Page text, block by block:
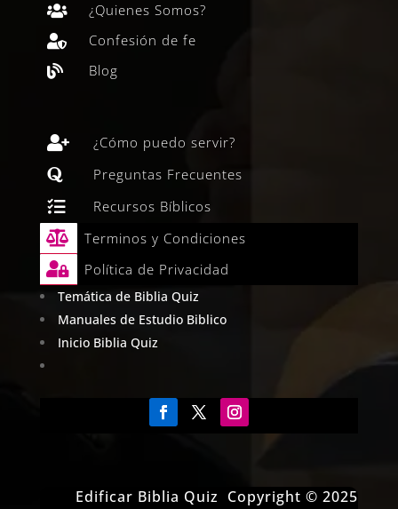
 ¿Quienes Somos?
 Confesión de fe
 Blog
 ¿Cómo puedo servir?
 Preguntas Frecuentes
 Recursos Bíblicos
 Terminos y Condiciones
 Política de Privacidad
Temática de Biblia Quiz
Manuales de Estudio Biblico
Inicio Biblia Quiz
Edificar Biblia Quiz Copyright © 2025